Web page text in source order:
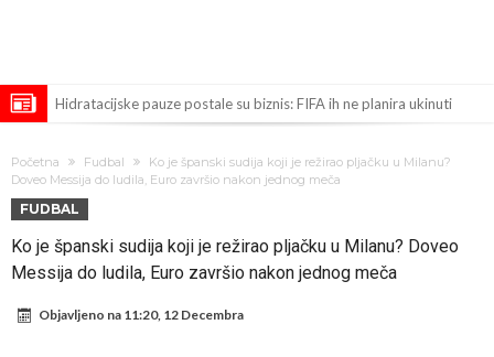
Hidratacijske pauze postale su biznis: FIFA ih ne planira ukinuti
Atletika?!
Ovo se Novaku nikad nije dešavalo: Sinner i Alcaraz odustaju, a
Zverev se odmah “raspao”
Infantino imao ljubavnicu: Isplivale skandalozne informacije, dobila je
novac od UEFA
Mourinho uvodi strogu disciplinu u Real Madrid. Ovo su tri nova
Početna Fudbal
Ko je španski sudija koji je režirao pljačku u Milanu?
Doveo Messija do ludila, Euro završio nakon jednog meča
FUDBAL
Ko je španski sudija koji je režirao pljačku u Milanu? Doveo
Messija do ludila, Euro završio nakon jednog meča
Objavljeno na 11:20, 12 Decembra